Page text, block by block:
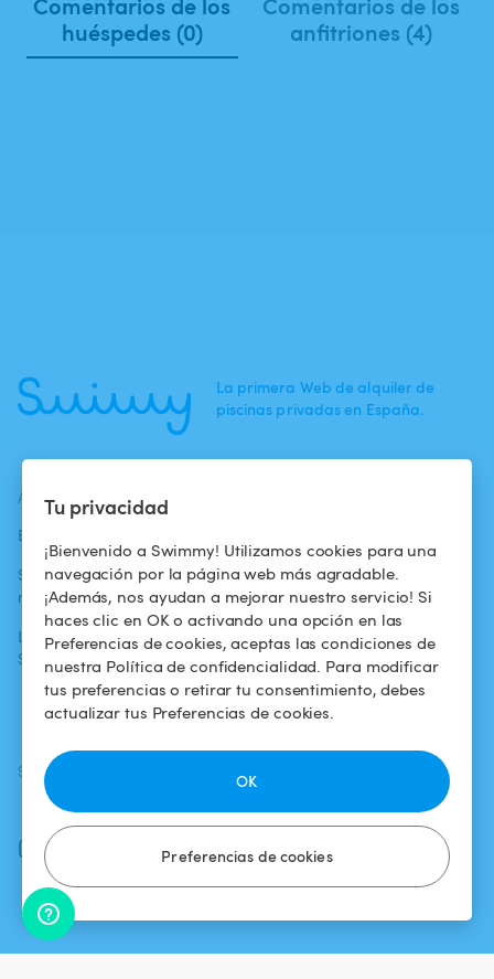
Tu privacidad
¡Bienvenido a Swimmy! Utilizamos cookies para una
navegación por la página web más agradable.
¡Además, nos ayudan a mejorar nuestro servicio! Si
haces clic en OK o activando una opción en las
Preferencias de cookies, aceptas las condiciones de
nuestra Política de confidencialidad. Para modificar
tus preferencias o retirar tu consentimiento, debes
actualizar tus Preferencias de cookies.
Preferencias de cookies
OK
huéspedes (0)
anfitriones (4)
La primera Web de alquiler de
piscinas privadas en España.
ACTUALIDADES
Blog
Swimmy en los
medios
La aventura
Swimmy
Para los
propietarios
Alquilar mi
piscina
¿Cómo funciona?
Condiciones de
uso
Política de
confidencialidad
Aviso legal
SÍGUENOS
Facebook
Instagram